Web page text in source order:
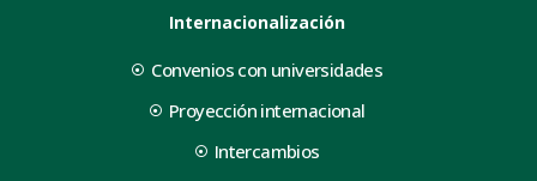
Internacionalización
Convenios con universidades
Proyección internacional
Intercambios